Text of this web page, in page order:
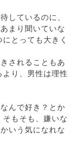
しているのに、
まり聞いていな
とっても大きく
されることもあ
り、男性は理性
んで好き？とか
もそも、嫌いな
いう気になれな